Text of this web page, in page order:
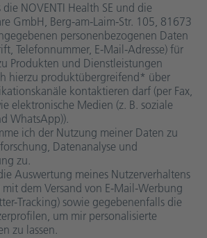
NOVENTI Health SE und die
GmbH, Berg-am-Laim-Str. 105, 81673
personenbezogenen Daten
Telefonnummer, E-Mail-Adresse) für
Produkten und Dienstleistungen
hierzu produktübergreifend* über
kontaktieren darf (per Fax,
elektronische Medien (z. B. soziale
WhatsApp)).
ich der Nutzung meiner Daten zu
Datenanalyse und
zu.
Auswertung meines Nutzerverhaltens
dem Versand von E-Mail-Werbung
Tracking) sowie gegebenenfalls die
um mir personalisierte
zu lassen.